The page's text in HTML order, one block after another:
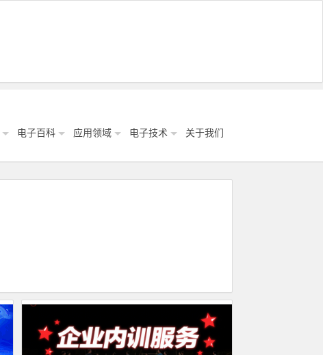
电子百科 应用领域 电子技术 关于我们